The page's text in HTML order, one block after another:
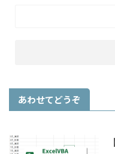
あわせてどうぞ